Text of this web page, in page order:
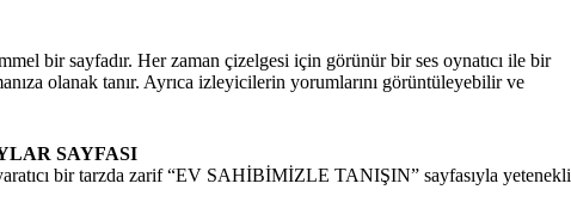
bir sayfadır. Her zaman çizelgesi için görünür bir ses oynatıcı ile bir
olanak tanır. Ayrıca izleyicilerin yorumlarını görüntüleyebilir ve
SAYFASI
bir tarzda zarif “EV SAHİBİMİZLE TANIŞIN” sayfasıyla yetenekli